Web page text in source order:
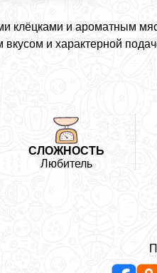
клёцками и ароматным
и характерной
СЛОЖНОСТЬ
Любитель